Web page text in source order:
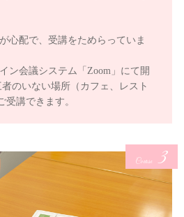
心配で、受講をためらっていま
ン会議システム「Zoom」にて開
のいない場所（カフェ、レスト
受講できます。
Course 3